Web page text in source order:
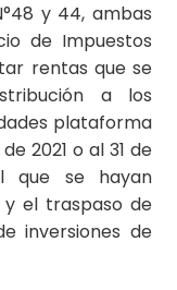
y 44, ambas
de Impuestos
rentas que se
a los
plataforma
2021 o al 31 de
que se hayan
el traspaso de
inversiones de